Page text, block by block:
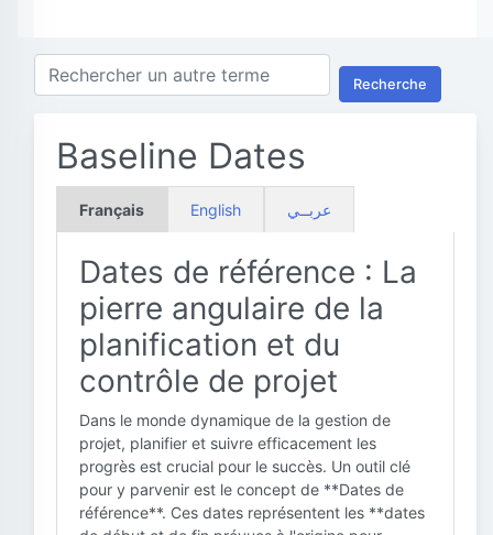
Recherche
Baseline Dates
Français English عربــي
Dates de référence : La
pierre angulaire de la
planification et du
contrôle de projet
Dans le monde dynamique de la gestion de
projet, planifier et suivre efficacement les
progrès est crucial pour le succès. Un outil clé
pour y parvenir est le concept de **Dates de
référence**. Ces dates représentent les **dates